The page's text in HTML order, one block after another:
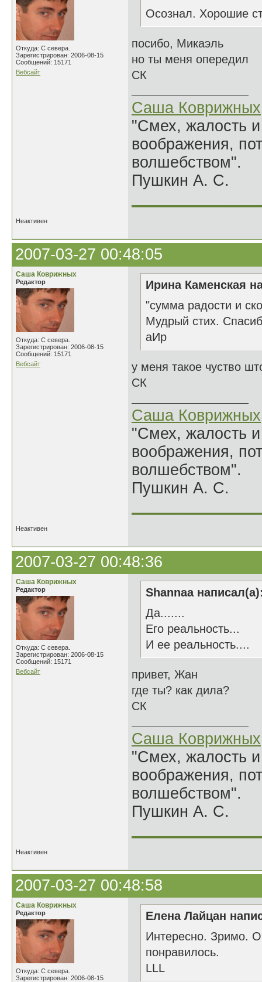
Откуда: С севера.
Зарегистрирован: 2006-08-15
Сообщений: 15171
Вебсайт
Осознал. Хорошие
посибо, Микаэль
но ты меня опередил
СК
Саша Коврижных
"Смех, жалость
воображения,
волшебством".
Пушкин А. С.
Неактивен
2007-03-27 00:48:05
Саша Коврижных
Редактор
Откуда: С севера.
Зарегистрирован: 2006-08-15
Сообщений: 15171
Вебсайт
Ирина Каменская
"сумма радости и
Мудрый стих.
аИр
у меня такое чуство
СК
Саша Коврижных
"Смех, жалость
воображения,
волшебством".
Пушкин А. С.
Неактивен
2007-03-27 00:48:36
Саша Коврижных
Редактор
Откуда: С севера.
Зарегистрирован: 2006-08-15
Сообщений: 15171
Вебсайт
Shannaa
Да.......
Его реальность...
И ее реальность....
привет, Жан
где ты? как дила?
СК
Саша Коврижных
"Смех, жалость
воображения,
волшебством".
Пушкин А. С.
Неактивен
2007-03-27 00:48:58
Саша Коврижных
Редактор
Откуда: С севера.
Зарегистрирован: 2006-08-15
Елена Лайцан
Интересно. Зримо.
понравилось.
LLL